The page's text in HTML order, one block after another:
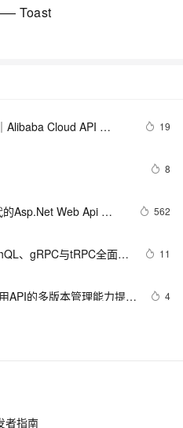
Toast
Alibaba Cloud API
19
8
Asp.Net Web Api
562
、gRPC与tRPC全面解
11
API的多版本管理能力提升
4
式调用微步在线云API
包问题
者指南